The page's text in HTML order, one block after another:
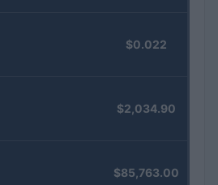
$0.022
$2,034.90
$85,763.00